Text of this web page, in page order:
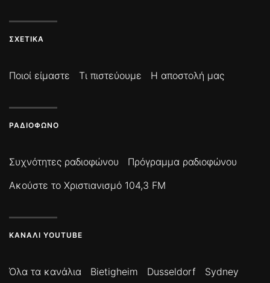
ΣΧΕΤΙΚΆ
Ποιοί είμαστε Τι πιστεύουμε Η αποστολή μας
ΡΑΔΙΌΦΩΝΟ
Συχνότητες ραδιοφώνου
Πρόγραμμα ραδιοφώνου
Ακούστε το Χριστιανισμό 104,3 FM
ΚΑΝΆΛΙ YOUTUBE
Όλα τα κανάλια Bietigheim Dusseldorf
Sydney